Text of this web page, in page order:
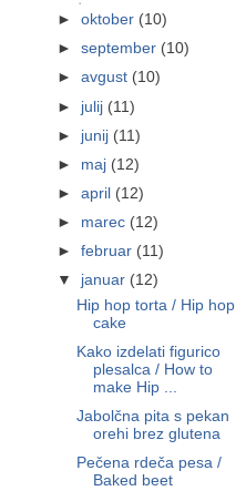
►oktober (10)
►september (10)
►avgust (10)
► julij (11)
► junij (11)
► maj (12)
►april (12)
► marec (12)
►februar (11)
▼ januar (12)
Hip hop torta / Hip hop
cake
Kako izdelati figurico
plesalca / How to
make Hip ...
Jabolčna pita s pekan
orehi brez glutena
Pečena rdeča pesa /
Baked beet